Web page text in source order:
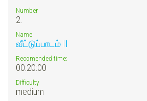
Number
2.
Name
வீட்டுப்பாடம் II
Recomended time:
00:20:00
Difficulty
medium